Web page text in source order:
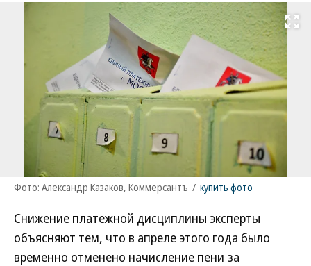
Развернуть
Фото: Александр Казаков, Коммерсантъ / купить фото
Снижение платежной дисциплины эксперты
объясняют тем, что в апреле этого года было
временно отменено начисление пени за